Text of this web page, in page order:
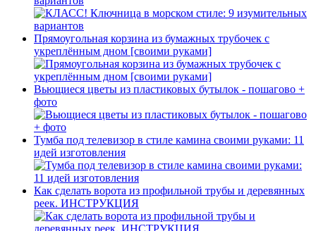
Прямоугольная корзина из бумажных трубочек с
укреплённым дном [своими руками]
Вьющиеся цветы из пластиковых бутылок - пошагово +
фото
Тумба под телевизор в стиле камина своими руками: 11
идей изготовления
Как сделать ворота из профильной трубы и деревянных
реек. ИНСТРУКЦИЯ